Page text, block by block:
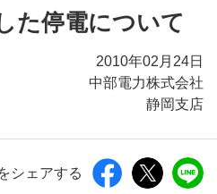
た停電について
2010年02月24日
中部電力株式会社
静岡支店
シェアする